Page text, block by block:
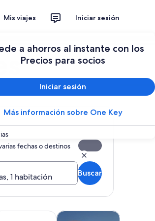
Mis viajes Iniciar sesión
a ahorros al instante con los
Precios para socios
Iniciar sesión
Más información sobre One Key
fechas o destinos
1 habitación
Buscar
en una nueva pestaña
en una nueva pestaña
y talleres Se abrirá en una nueva
Vida silvestre y naturaleza